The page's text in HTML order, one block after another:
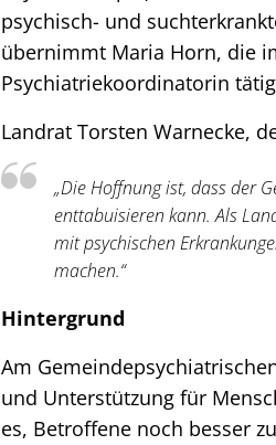
psychisch- und
übernimmt Maria Horn, die
Psychiatriekoordinatorin
Landrat Torsten Warnecke,
„Die Hoffnung ist, dass der
enttabuisieren kann. Als
mit psychischen
machen.“
Hintergrund
Am
und Unterstützung für
es, Betroffene noch besser